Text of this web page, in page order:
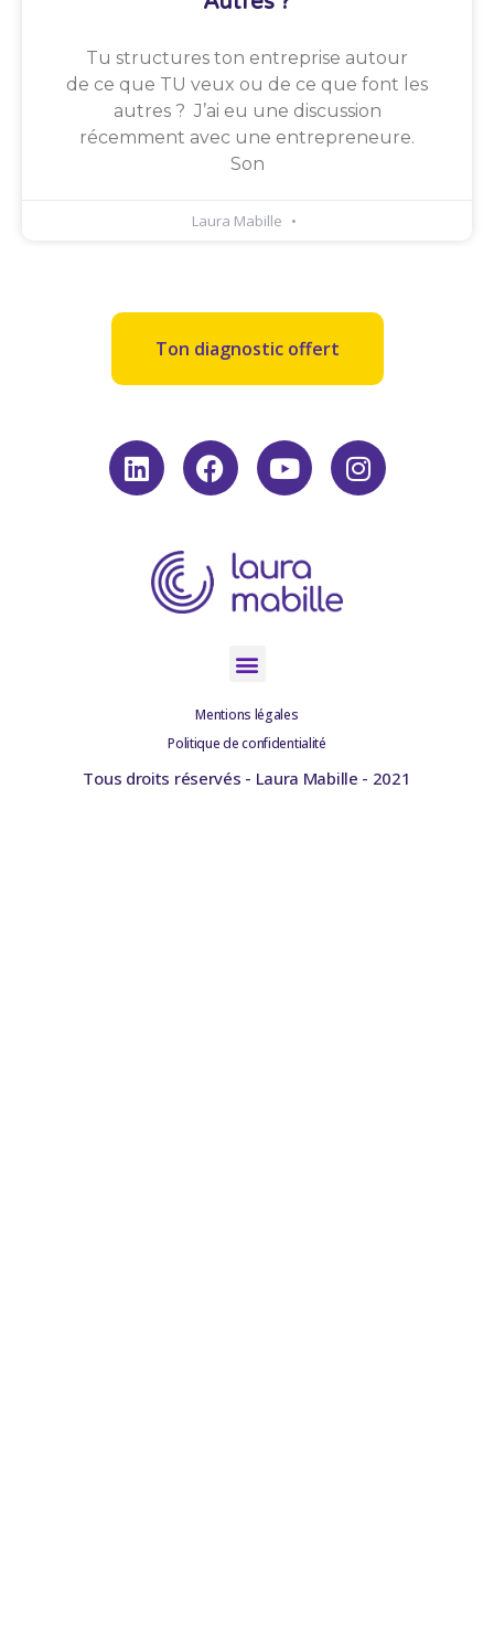
Tu structures ton entreprise autour
de ce que TU veux ou de ce que font les
autres ? J’ai eu une discussion
récemment avec une entrepreneure.
Son
Laura Mabille
Ton diagnostic offert
Mentions légales
Politique de confidentialité
Tous droits réservés - Laura Mabille - 2021